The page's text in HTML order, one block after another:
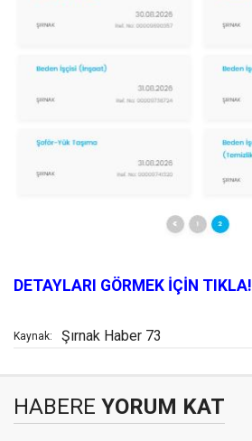
DETAYLARI GÖRMEK İÇİN TIKLA!
Kaynak: Şırnak Haber 73
HABERE YORUM KAT